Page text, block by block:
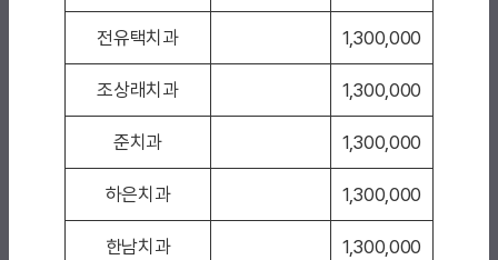
전유택치과 1,300,000
조상래치과 1,300,000
준치과 1,300,000
하은치과 1,300,000
한남치과 1,300,000